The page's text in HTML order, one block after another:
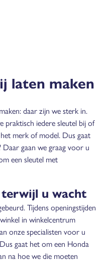
laten maken
daar zijn we sterk in.
praktisch iedere sleutel bij of
merk of model. Dus gaat
gaan we graag voor u
een sleutel met
terwijl u wacht
Tijdens openingstijden
in winkelcentrum
onze specialisten voor u
gaat het om een Honda
na hoe we die moeten